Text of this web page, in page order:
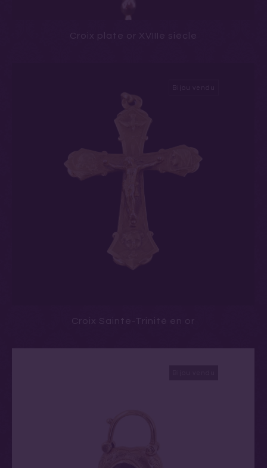
Croix plate or XVIIIe siècle
Bijou vendu
Croix Sainte-Trinité en or